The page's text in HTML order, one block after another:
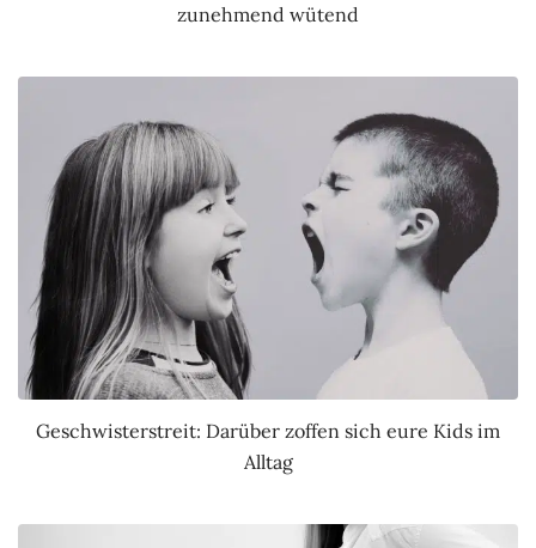
zunehmend wütend
Geschwisterstreit: Darüber zoffen sich eure Kids im
Alltag